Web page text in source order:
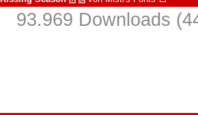
93.969 Downloads